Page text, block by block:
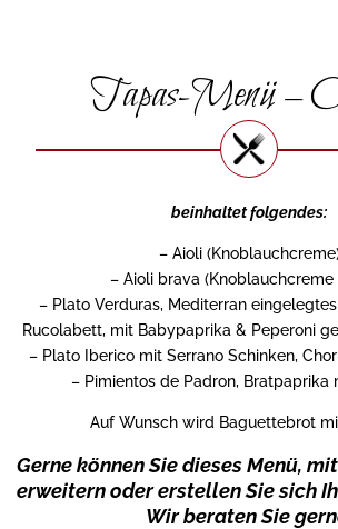
Tapas-Menü –
beinhaltet folgendes:
– Aioli
– Aioli brava (Knoblauchcreme
– Plato Verduras, Mediterran
Rucolabett, mit Babypaprika & Peperoni
– Plato Iberico mit Serrano Schinken,
– Pimientos de Padron, Bratpaprika
Auf Wunsch wird Baguettebrot
Gerne können Sie dieses Menü,
erweitern oder erstellen Sie sich
Wir beraten Sie